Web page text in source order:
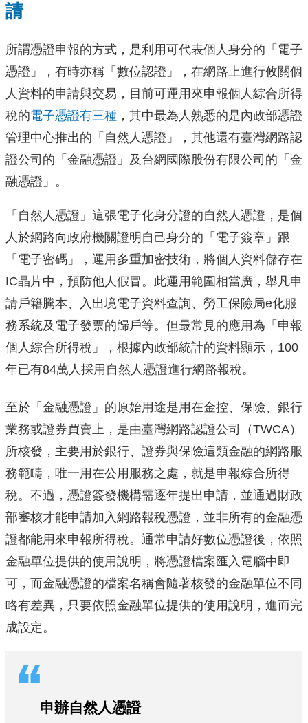
請
所謂憑證申報的方式，是利用可代表個人身分的「電子
憑證」，有時亦稱「數位認證」，在網路上進行攸關個
人資料的申請與交易，目前可運用來申報個人綜合所得
稅的電子憑證有三種 ，其中最為人熟悉的是內政部憑證
管理中心推出的「自然人憑證」，其他還有臺灣網路認
證公司的「金融憑證」及台網國際股份有限公司的「金
融憑證」。
「自然人憑證」這張電子化身分證的自然人憑證，是個
人於網路向政府機關證明自己身分的「電子簽章」跟
「電子密碼」，運用多重加密技術，將個人資料儲存在
IC晶片中，預防他人假冒。此運用範圍相當廣，舉凡申
請戶籍騰本、入出境電子資料查詢、勞工保險局e化服
務系統及電子發票的歸戶等。但最常見的應用為「申報
個人綜合所得稅」，根據內政部統計的資料顯示，100
年已有84萬人採用自然人憑證進行網路報稅。
至於「金融憑證」的原始用途是用在金控、保險、銀行
業務或證券買賣上，是由臺灣網路認證公司（TWCA）
所核發，主要用於銀行、證券與保險這類金融的網路服
務範疇，唯一用在公用服務之處，就是申報綜合所得
稅。不過，憑證簽發機構需逐年提出申請，並通過財政
部審核才能申請加入網路報稅憑證，並非所有的金融憑
證都能用來申報所得稅。通常申請好數位憑證後，依照
金融單位提供的使用說明，將憑證檔案匯入電腦中即
可，而金融憑證的檔案名稱會隨著核發的金融單位不同
略有差異，只要依照金融單位提供的使用說明，進而完
成設定。
申辦自然人憑證